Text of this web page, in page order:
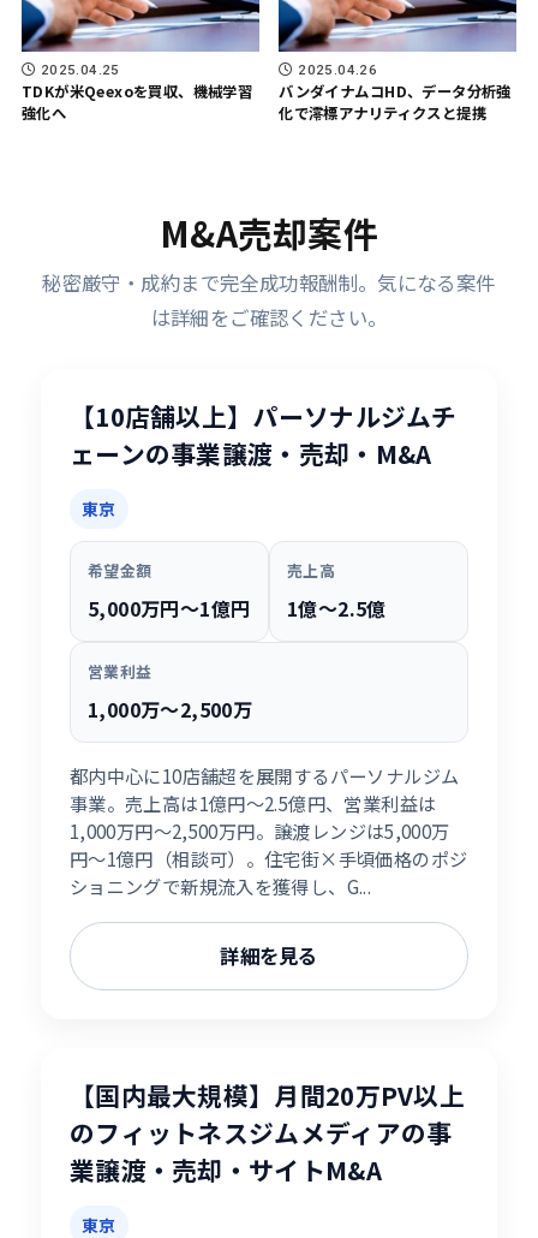
2025.04.25
TDKが米Qeexoを買収、機械学習
強化へ
2025.04.26
バンダイナムコHD、データ分析強
化で澪標アナリティクスと提携
M&A売却案件
秘密厳守・成約まで完全成功報酬制。気になる案件
は詳細をご確認ください。
【10店舗以上】パーソナルジムチ
ェーンの事業譲渡・売却・M&A
東京
希望金額
5,000万円〜1億円
売上高
1億〜2.5億
営業利益
1,000万〜2,500万
都内中心に10店舗超を展開するパーソナルジム
事業。売上高は1億円〜2.5億円、営業利益は
1,000万円〜2,500万円。譲渡レンジは5,000万
円〜1億円（相談可）。住宅街×手頃価格のポジ
ショニングで新規流入を獲得し、G...
詳細を見る
【国内最大規模】月間20万PV以上
のフィットネスジムメディアの事
業譲渡・売却・サイトM&A
東京